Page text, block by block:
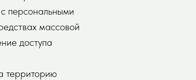
персональными
массовой
доступа
территорию